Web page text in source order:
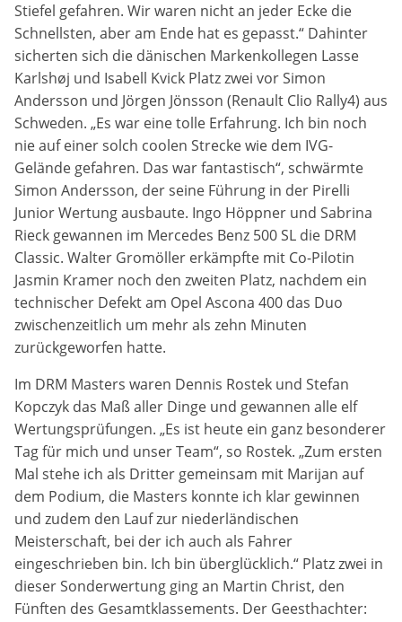
Stiefel gefahren. Wir waren nicht an jeder Ecke die
Schnellsten, aber am Ende hat es gepasst.“ Dahinter
sicherten sich die dänischen Markenkollegen Lasse
Karlshøj und Isabell Kvick Platz zwei vor Simon
Andersson und Jörgen Jönsson (Renault Clio Rally4) aus
Schweden. „Es war eine tolle Erfahrung. Ich bin noch
nie auf einer solch coolen Strecke wie dem IVG-
Gelände gefahren. Das war fantastisch“, schwärmte
Simon Andersson, der seine Führung in der Pirelli
Junior Wertung ausbaute. Ingo Höppner und Sabrina
Rieck gewannen im Mercedes Benz 500 SL die DRM
Classic. Walter Gromöller erkämpfte mit Co-Pilotin
Jasmin Kramer noch den zweiten Platz, nachdem ein
technischer Defekt am Opel Ascona 400 das Duo
zwischenzeitlich um mehr als zehn Minuten
zurückgeworfen hatte.
Im DRM Masters waren Dennis Rostek und Stefan
Kopczyk das Maß aller Dinge und gewannen alle elf
Wertungsprüfungen. „Es ist heute ein ganz besonderer
Tag für mich und unser Team“, so Rostek. „Zum ersten
Mal stehe ich als Dritter gemeinsam mit Marijan auf
dem Podium, die Masters konnte ich klar gewinnen
und zudem den Lauf zur niederländischen
Meisterschaft, bei der ich auch als Fahrer
eingeschrieben bin. Ich bin überglücklich.“ Platz zwei in
dieser Sonderwertung ging an Martin Christ, den
Fünften des Gesamtklassements. Der Geesthachter:
Zweck:
Diese Cookies dienen zur Erhebung von Statistiken zur
Website-Nutzung.
Cookie Laufzeit:
24 Monate
Medien & externe Dienste
Um Inhalte von Videoplattformen und weiteren externen
Diensten anzeigen zu können, werden von diesen ggf.
Cookies gesetzt. Die Einbindung kann bei Bedarf einzeln
aktiviert werden.
YouTube
Anbieter:
Zweck:
Cookies, die ggf. zur Einbettung und Bereitstellung
von Videos auf unserer Website gesetzt werden.
Google Maps
Anbieter:
Google LLC
Zweck: